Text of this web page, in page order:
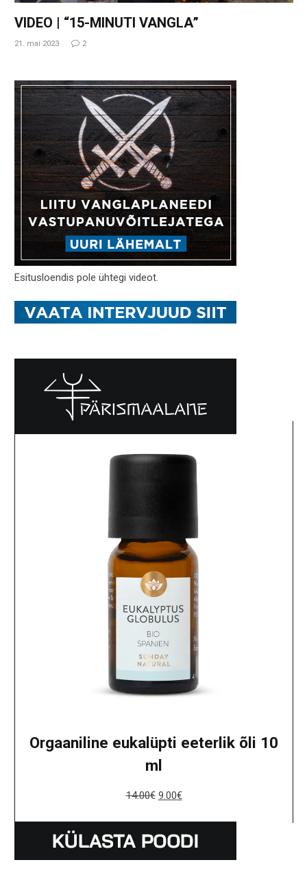
VIDEO | “15-MINUTI VANGLA”
21. mai 2023 2
Esitusloendis pole ühtegi videot.
Orgaaniline eukalüpti eeterlik õli 10
ml
14.00€ 9.00€